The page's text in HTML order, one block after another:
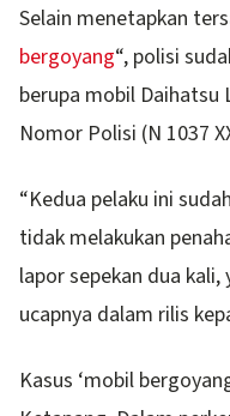
Selain menetapkan
bergoyang“, polisi
berupa mobil Daihatsu
Nomor Polisi (N 1037
“Kedua pelaku ini
tidak melakukan
lapor sepekan dua kali,
ucapnya dalam rilis
Kasus ‘mobil